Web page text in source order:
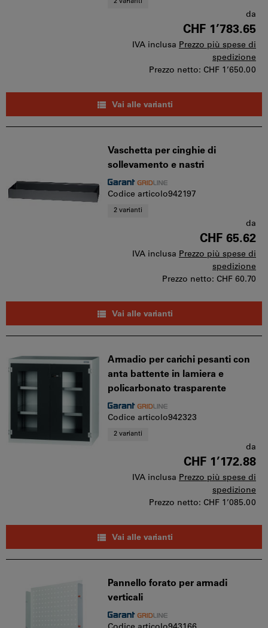
da
CHF 1’783.65
IVA inclusa Prezzo più spese di
spedizione
Prezzo netto: CHF 1’650.00
Vai alle varianti
Vaschetta per cinghie di
sollevamento e nastri
Codice articolo942197
2 varianti
da
CHF 65.62
IVA inclusa Prezzo più spese di
spedizione
Prezzo netto: CHF 60.70
Vai alle varianti
Armadio per carichi pesanti con
anta battente in lamiera e
policarbonato trasparente
Codice articolo942323
2 varianti
da
CHF 1’172.88
IVA inclusa Prezzo più spese di
spedizione
Prezzo netto: CHF 1’085.00
Vai alle varianti
Pannello forato per armadi
verticali